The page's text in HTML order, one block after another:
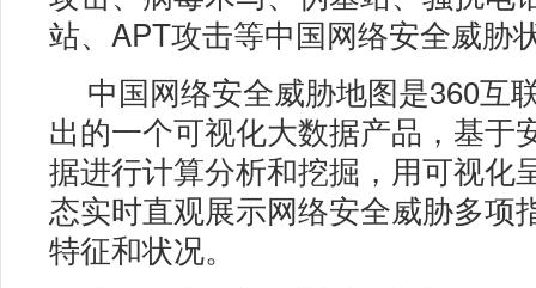
站、APT攻击等中国网络安全威胁
中国网络安全威胁地图是360互
出的一个可视化大数据产品，基于
据进行计算分析和挖掘，用可视化
态实时直观展示网络安全威胁多项
特征和状况。